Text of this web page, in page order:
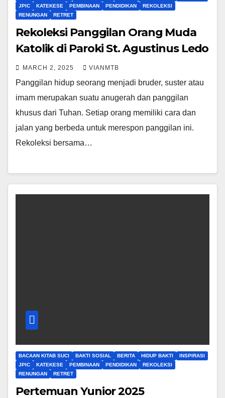
JPIC
KATEKESE PEMBINAAN PENDIDIKAN
REKOLEKSI
RENUNGAN
RETRET
Rekoleksi Panggilan Orang Muda
Katolik di Paroki St. Agustinus Ledo
MARCH 2, 2025 VIANMTB
Panggilan hidup seorang menjadi bruder, suster atau
imam merupakan suatu anugerah dan panggilan
khusus dari Tuhan. Setiap orang memiliki cara dan
jalan yang berbeda untuk merespon panggilan ini.
Rekoleksi bersama…
BACAAN KITAB SUCI BAKTI SOSIAL BERITA HIDUP BAKTI
INSPIRASI
JPIC
KATEKESE PEMBINAAN PENDIDIKAN
REKOLEKSI
RENUNGAN
RETRET
Pertemuan Yunior 2025